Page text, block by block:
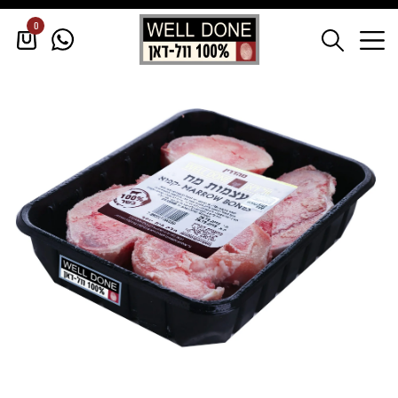
0
עצמות מוח